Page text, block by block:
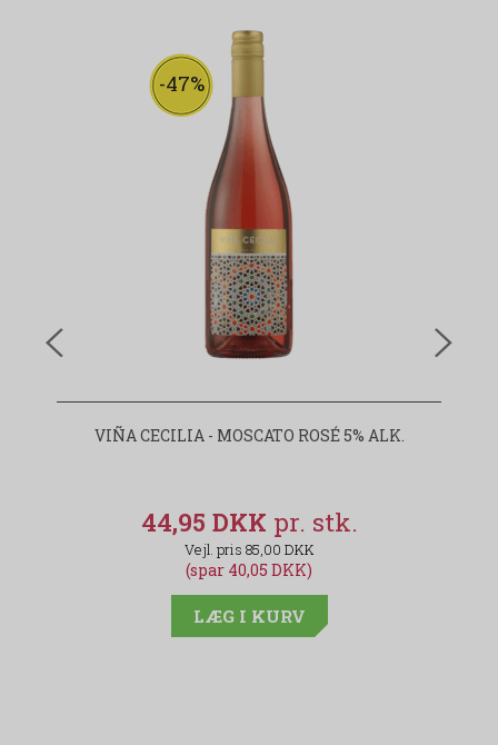
-47%
VIÑA CECILIA - MOSCATO ROSÉ 5% ALK.
44,95 DKK
85,00 DKK
(spar 40,05 DKK)
LÆG I KURV